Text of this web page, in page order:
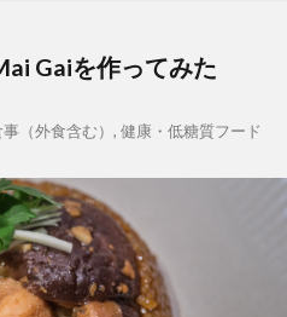
Gaiを作ってみた
（外食含む） , 健康・低糖質フード
ー
低糖質ダイエット